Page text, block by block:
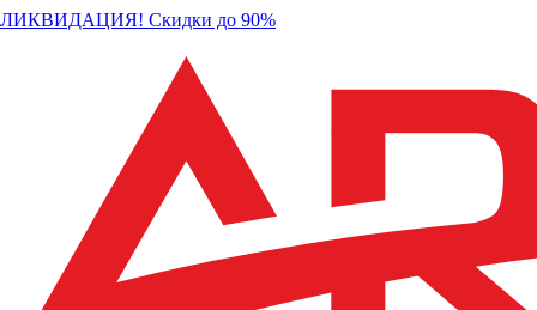
ЛИКВИДАЦИЯ! Скидки до 90%